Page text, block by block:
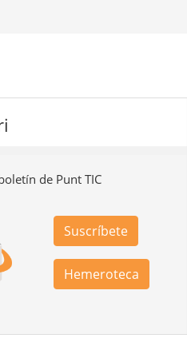
de Punt TIC
Suscríbete
Hemeroteca